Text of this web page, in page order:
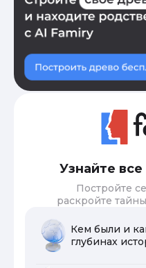
Узнайте все
Постройте
раскройте
Кем были и
глубинах